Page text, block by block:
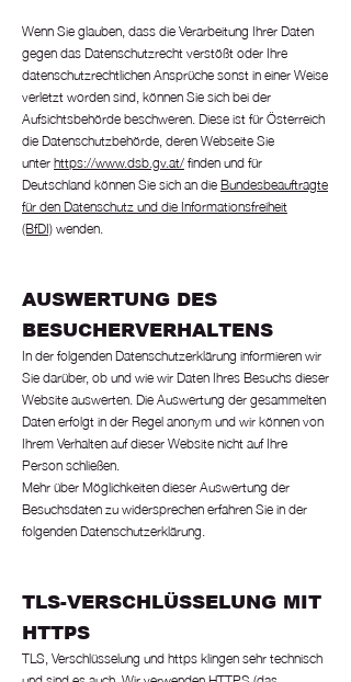
Wenn Sie glauben, dass die Verarbeitung Ihrer Daten
gegen das Datenschutzrecht verstößt oder Ihre
datenschutzrechtlichen Ansprüche sonst in einer Weise
verletzt worden sind, können Sie sich bei der
Aufsichtsbehörde beschweren. Diese ist für Österreich
die Datenschutzbehörde, deren Webseite Sie
unterhttps://www.dsb.gv.at/finden und für
Deutschland können Sie sich an dieBundesbeauftragte
für den Datenschutz und die Informationsfreiheit
(BfDI)wenden.
AUSWERTUNG DES
BESUCHERVERHALTENS
In der folgenden Datenschutzerklärung informieren wir
Sie darüber, ob und wie wir Daten Ihres Besuchs dieser
Website auswerten. Die Auswertung der gesammelten
Daten erfolgt in der Regel anonym und wir können von
Ihrem Verhalten auf dieser Website nicht auf Ihre
Person schließen.
Mehr über Möglichkeiten dieser Auswertung der
Besuchsdaten zu widersprechen erfahren Sie in der
folgenden Datenschutzerklärung.
TLS-VERSCHLÜSSELUNG MIT
HTTPS
TLS, Verschlüsselung und https klingen sehr technisch